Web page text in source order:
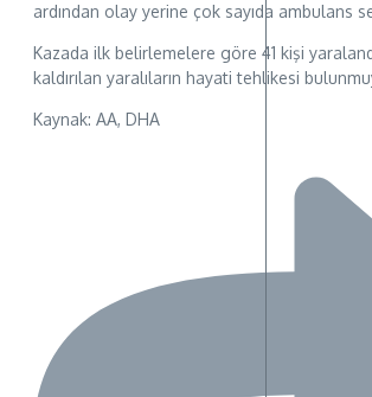
ardından olay yerine çok sayıda ambulans
Kazada ilk belirlemelere göre 41 kişi
kaldırılan yaralıların hayati tehlikesi
Kaynak: AA, DHA